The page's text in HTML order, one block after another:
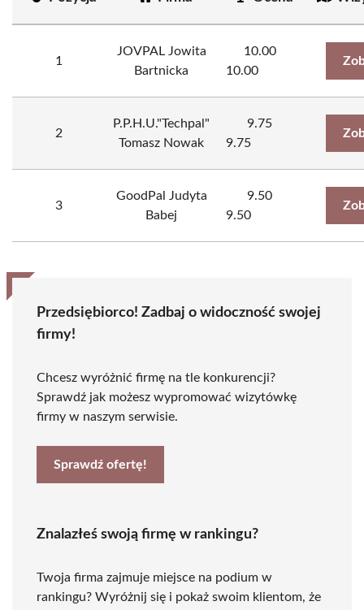
1
JOVPAL Jowita
Bartnicka
10.00
10.00
2
P.P.H.U."Techpal"
Tomasz Nowak
9.75
9.75
3
GoodPal Judyta
Babej
9.50
9.50
Przedsiębiorco! Zadbaj o widoczność swojej
firmy!
Chcesz wyróżnić firmę na tle konkurencji?
Sprawdź jak możesz wypromować wizytówkę
firmy w naszym serwisie.
Sprawdź ofertę!
Znalazłeś swoją firmę w rankingu?
Twoja firma zajmuje miejsce na podium w
rankingu? Wyróżnij się i pokaż swoim klientom, że